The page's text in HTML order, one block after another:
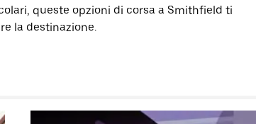
queste opzioni di corsa a Smithfield ti
la destinazione.